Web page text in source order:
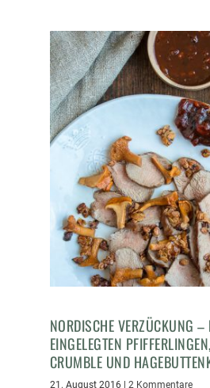
NORDISCHE VERZÜCKUNG –
EINGELEGTEN
CRUMBLE UND
21. August 2016 | 2 Kommentare